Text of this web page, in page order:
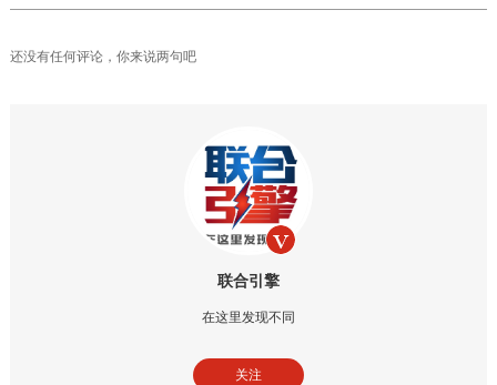
还没有任何评论，你来说两句吧
联合引擎
在这里发现不同
关注